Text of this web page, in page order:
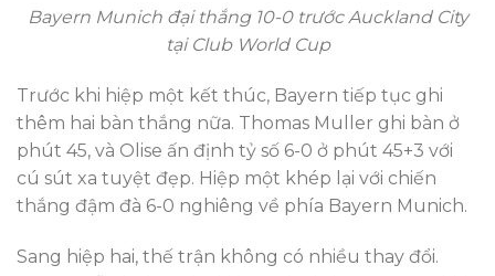
Bayern Munich đại thắng 10-0 trước Auckland City
tại Club World Cup
Trước khi hiệp một kết thúc, Bayern tiếp tục ghi
thêm hai bàn thắng nữa. Thomas Muller ghi bàn ở
phút 45, và Olise ấn định tỷ số 6-0 ở phút 45+3 với
cú sút xa tuyệt đẹp. Hiệp một khép lại với chiến
thắng đậm đà 6-0 nghiêng về phía Bayern Munich.
Sang hiệp hai, thế trận không có nhiều thay đổi.